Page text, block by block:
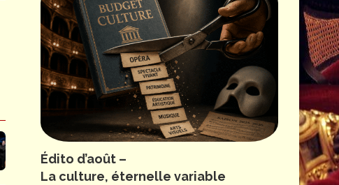
Édito d’août –
La culture, éternelle variable